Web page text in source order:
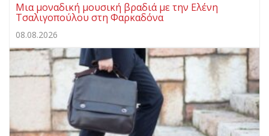
Μια μοναδική μουσική βραδιά με την Ελένη
Τσαλιγοπούλου στη Φαρκαδόνα
08.08.2026